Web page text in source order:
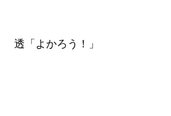
透「よかろう！」